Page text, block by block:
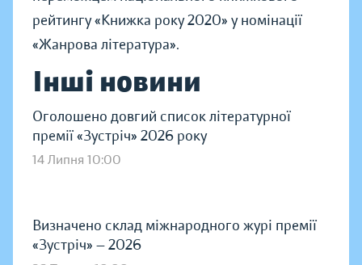
рейтингу «Книжка року 2020» у номінації
«Жанрова література».
Інші новини
Оголошено довгий список літературної
премії «Зустріч» 2026 року
14 Липня 10:00
Визначено склад міжнародного журі премії
«Зустріч» — 2026